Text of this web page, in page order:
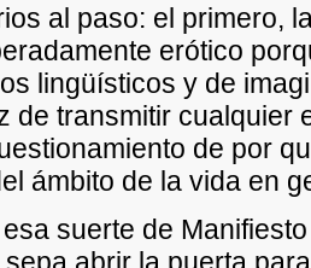
al paso: el primero,
erótico
lingüísticos y de
de transmitir cualquier
de por
ámbito de la vida en
suerte de